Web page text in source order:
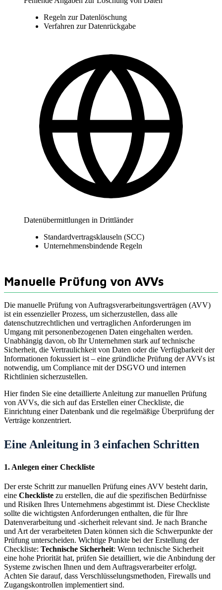
Regeln zur Datenlöschung
Verfahren zur Datenrückgabe
Datenübermittlungen in Drittländer
Standardvertragsklauseln (SCC)
Unternehmensbindende Regeln
Manuelle Prüfung von AVVs
Die manuelle Prüfung von Auftragsverarbeitungsverträgen (AVV)
ist ein essenzieller Prozess, um sicherzustellen, dass alle
datenschutzrechtlichen und vertraglichen Anforderungen im
Umgang mit personenbezogenen Daten eingehalten werden.
Unabhängig davon, ob Ihr Unternehmen stark auf technische
Sicherheit, die Vertraulichkeit von Daten oder die Verfügbarkeit der
Informationen fokussiert ist – eine gründliche Prüfung der AVVs ist
notwendig, um Compliance mit der DSGVO und internen
Richtlinien sicherzustellen.
Hier finden Sie eine detaillierte Anleitung zur manuellen Prüfung
von AVVs, die sich auf das Erstellen einer Checkliste, die
Einrichtung einer Datenbank und die regelmäßige Überprüfung der
Verträge konzentriert.
Eine Anleitung in 3 einfachen Schritten
1. Anlegen einer Checkliste
Der erste Schritt zur manuellen Prüfung eines AVV besteht darin,
eine Checkliste zu erstellen, die auf die spezifischen Bedürfnisse
und Risiken Ihres Unternehmens abgestimmt ist. Diese Checkliste
sollte die wichtigsten Anforderungen enthalten, die für Ihre
Datenverarbeitung und -sicherheit relevant sind. Je nach Branche
und Art der verarbeiteten Daten können sich die Schwerpunkte der
Prüfung unterscheiden. Wichtige Punkte bei der Erstellung der
Checkliste: Technische Sicherheit: Wenn technische Sicherheit
eine hohe Priorität hat, prüfen Sie detailliert, wie die Anbindung der
Systeme zwischen Ihnen und dem Auftragsverarbeiter erfolgt.
Achten Sie darauf, dass Verschlüsselungsmethoden, Firewalls und
Zugangskontrollen implementiert sind.